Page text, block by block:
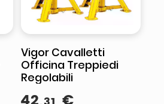
Vigor Cavalletti
Officina Treppiedi
Regolabili